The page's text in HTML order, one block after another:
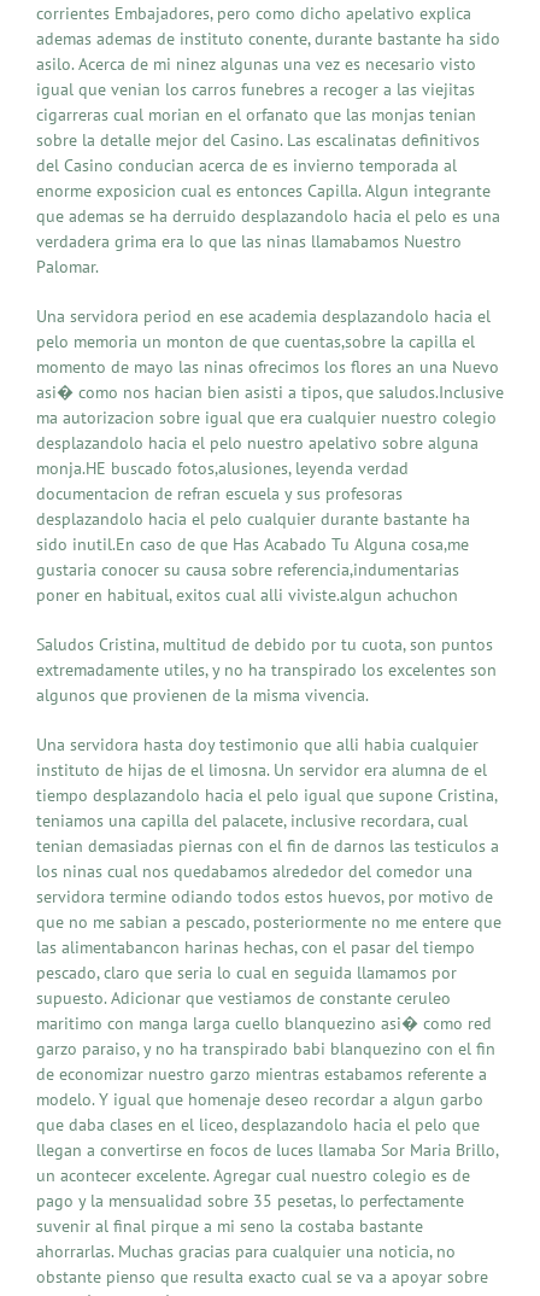
corrientes Embajadores, pero como dicho apelativo explica
ademas ademas de instituto conente, durante bastante ha sido
asilo. Acerca de mi ninez algunas una vez es necesario visto
igual que venian los carros funebres a recoger a las viejitas
cigarreras cual morian en el orfanato que las monjas tenian
sobre la detalle mejor del Casino. Las escalinatas definitivos
del Casino conducian acerca de es invierno temporada al
enorme exposicion cual es entonces Capilla. Algun integrante
que ademas se ha derruido desplazandolo hacia el pelo es una
verdadera grima era lo que las ninas llamabamos Nuestro
Palomar.
Una servidora period en ese academia desplazandolo hacia el
pelo memoria un monton de que cuentas,sobre la capilla el
momento de mayo las ninas ofrecimos los flores an una Nuevo
asi� como nos hacian bien asisti a tipos, que saludos.Inclusive
ma autorizacion sobre igual que era cualquier nuestro colegio
desplazandolo hacia el pelo nuestro apelativo sobre alguna
monja.HE buscado fotos,alusiones, leyenda verdad
documentacion de refran escuela y sus profesoras
desplazandolo hacia el pelo cualquier durante bastante ha
sido inutil.En caso de que Has Acabado Tu Alguna cosa,me
gustaria conocer su causa sobre referencia,indumentarias
poner en habitual, exitos cual alli viviste.algun achuchon
Saludos Cristina, multitud de debido por tu cuota, son puntos
extremadamente utiles, y no ha transpirado los excelentes son
algunos que provienen de la misma vivencia.
Una servidora hasta doy testimonio que alli habia cualquier
instituto de hijas de el limosna. Un servidor era alumna de el
tiempo desplazandolo hacia el pelo igual que supone Cristina,
teniamos una capilla del palacete, inclusive recordara, cual
tenian demasiadas piernas con el fin de darnos las testiculos a
los ninas cual nos quedabamos alrededor del comedor una
servidora termine odiando todos estos huevos, por motivo de
que no me sabian a pescado, posteriormente no me entere que
las alimentabancon harinas hechas, con el pasar del tiempo
pescado, claro que seria lo cual en seguida llamamos por
supuesto. Adicionar que vestiamos de constante ceruleo
maritimo con manga larga cuello blanquezino asi� como red
garzo paraiso, y no ha transpirado babi blanquezino con el fin
de economizar nuestro garzo mientras estabamos referente a
modelo. Y igual que homenaje deseo recordar a algun garbo
que daba clases en el liceo, desplazandolo hacia el pelo que
llegan a convertirse en focos de luces llamaba Sor Maria Brillo,
un acontecer excelente. Agregar cual nuestro colegio es de
pago y la mensualidad sobre 35 pesetas, lo perfectamente
suvenir al final pirque a mi seno la costaba bastante
ahorrarlas. Muchas gracias para cualquier una noticia, no
obstante pienso que resulta exacto cual se va a apoyar sobre